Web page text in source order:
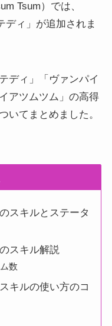
Tsum）では、
ディ」が追加されま
ディ」「ヴァンパイ
アツムツム」の高得
いてまとめました。
スキルとステータ
スキル解説
数
キルの使い方のコ